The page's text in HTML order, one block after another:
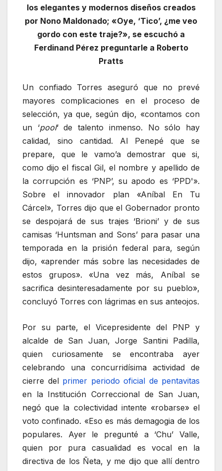
los elegantes y modernos diseños creados
por Nono Maldonado; «Oye, ‘Tico’, ¿me veo
gordo con este traje?», se escuchó a
Ferdinand Pérez preguntarle a Roberto
Pratts
Un confiado Torres aseguró que no prevé
mayores complicaciones en el proceso de
selección, ya que, según dijo, «contamos con
un ‘pool‘ de talento inmenso. No sólo hay
calidad, sino cantidad. Al Penepé que se
prepare, que le vamo’a demostrar que si,
como dijo el fiscal Gil, el nombre y apellido de
la corrupción es ‘PNP’, su apodo es ‘PPD'».
Sobre el innovador plan «Aníbal En Tu
Cárcel», Torres dijo que el Gobernador pronto
se despojará de sus trajes ‘Brioni’ y de sus
camisas ‘Huntsman and Sons’ para pasar una
temporada en la prisión federal para, según
dijo, «aprender más sobre las necesidades de
estos grupos». «Una vez más, Aníbal se
sacrifica desinteresadamente por su pueblo»,
concluyó Torres con lágrimas en sus anteojos.
Por su parte, el Vicepresidente del PNP y
alcalde de San Juan, Jorge Santini Padilla,
quien curiosamente se encontraba ayer
celebrando una concurridísima actividad de
cierre del primer periodo oficial de pentavitas
en la Institución Correccional de San Juan,
negó que la colectividad intente «robarse» el
voto confinado. «Eso es más demagogia de los
populares. Ayer le pregunté a ‘Chu’ Valle,
quien por pura casualidad es vocal en la
directiva de los Ñeta, y me dijo que allí dentro